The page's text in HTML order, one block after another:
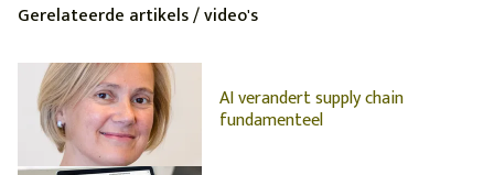
Gerelateerde artikels / video's
AI verandert supply chain
fundamenteel